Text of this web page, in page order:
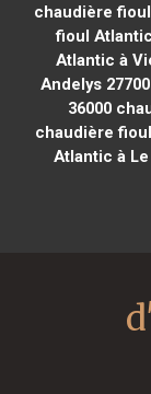
chaudière
fioul
Atlantic à
Andelys 27700
36000
chaudière
Atlantic à